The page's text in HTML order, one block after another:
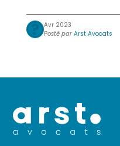
Avr 2023
Posté par Arst Avocats